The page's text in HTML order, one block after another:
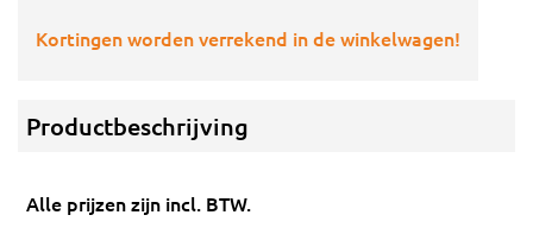
Kortingen worden verrekend in de winkelwagen!
Productbeschrijving
Alle prijzen zijn incl. BTW.